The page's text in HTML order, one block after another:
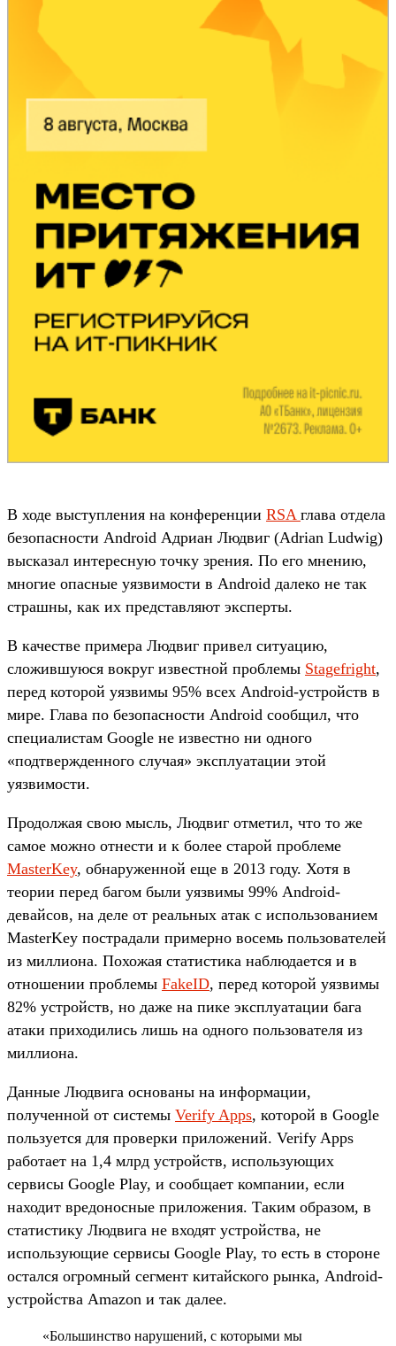
В ходе выступления на конференции RSA глава отдела
безопасности Android Адриан Людвиг (Adrian Ludwig)
высказал интересную точку зрения. По его мнению,
многие опасные уязвимости в Android далеко не так
страшны, как их представляют эксперты.
В качестве примера Людвиг привел ситуацию,
сложившуюся вокруг известной проблемы Stagefright,
перед которой уязвимы 95% всех Android-устройств в
мире. Глава по безопасности Android сообщил, что
специалистам Google не известно ни одного
«подтвержденного случая» эксплуатации этой
уязвимости.
Продолжая свою мысль, Людвиг отметил, что то же
самое можно отнести и к более старой проблеме
MasterKey, обнаруженной еще в 2013 году. Хотя в
теории перед багом были уязвимы 99% Android-
девайсов, на деле от реальных атак с использованием
MasterKey пострадали примерно восемь пользователей
из миллиона. Похожая статистика наблюдается и в
отношении проблемы FakeID, перед которой уязвимы
82% устройств, но даже на пике эксплуатации бага
атаки приходились лишь на одного пользователя из
миллиона.
Данные Людвига основаны на информации,
полученной от системы Verify Apps, которой в Google
пользуется для проверки приложений. Verify Apps
работает на 1,4 млрд устройств, использующих
сервисы Google Play, и сообщает компании, если
находит вредоносные приложения. Таким образом, в
статистику Людвига не входят устройства, не
использующие сервисы Google Play, то есть в стороне
остался огромный сегмент китайского рынка, Android-
устройства Amazon и так далее.
«Большинство нарушений, с которыми мы